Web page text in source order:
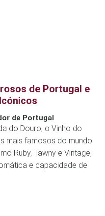
de Portugal e
de Portugal
do Douro, o Vinho do
mais famosos do mundo.
Ruby, Tawny e Vintage,
e capacidade de